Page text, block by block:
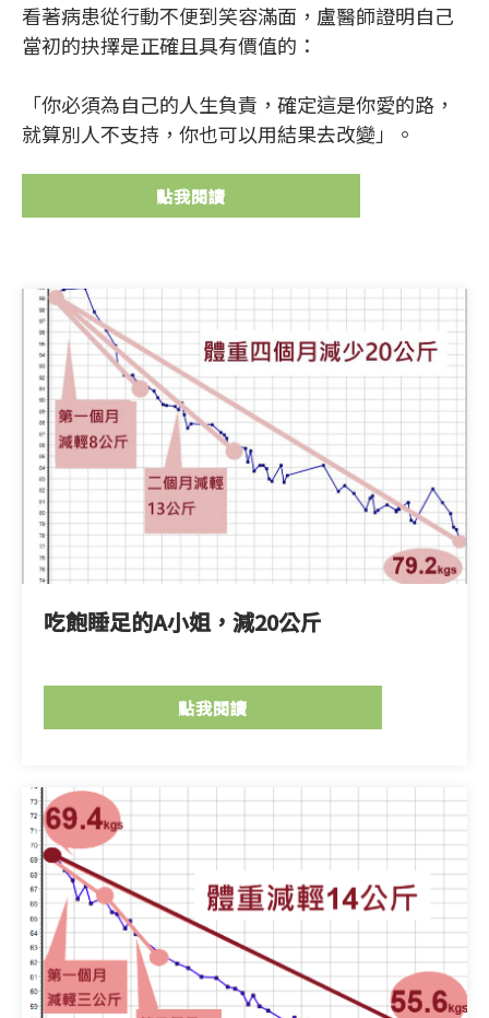
看著病患從行動不便到笑容滿面，盧醫師證明自己
當初的抉擇是正確且具有價值的：
「你必須為自己的人生負責，確定這是你愛的路，
就算別人不支持，你也可以用結果去改變」。
點我閱讀
吃飽睡足的A小姐，減20公斤
點我閱讀